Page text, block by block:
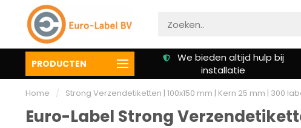
PRODUCTEN
We bieden altijd hulp bij
installatie
Klanten beoordelen ons met
een 9.3
Home / Strong Verzendetiketten | 100x150 mm | Kern 25 mm | 300
Euro-Label Strong